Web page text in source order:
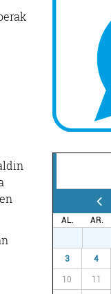
AL. AR.
3 4
10 11